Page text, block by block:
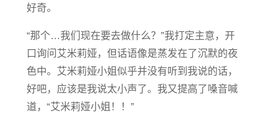
好奇。
“那个…我们现在要去做什么？”我打定主意，开
口询问艾米莉娅，但话语像是蒸发在了沉默的夜
色中。艾米莉娅小姐似乎并没有听到我说的话，
好吧，应该是我说太小声了。我又提高了嗓音喊
道，“艾米莉娅小姐！！”